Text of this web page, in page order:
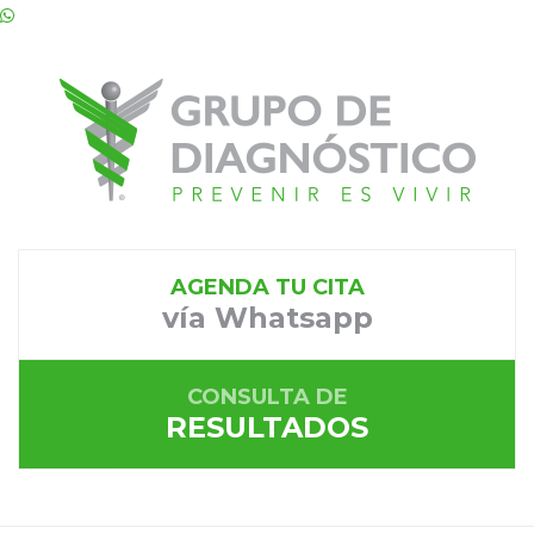
AGENDA TU CITA
vía Whatsapp
CONSULTA DE
RESULTADOS